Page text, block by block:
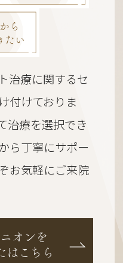
ら
たい
治療に関するセ
付けておりま
治療を選択でき
ら丁寧にサポー
お気軽にご来院
オンを
はこちら